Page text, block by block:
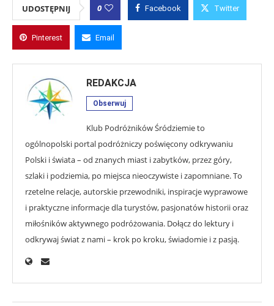
UDOSTĘPNIJ 0 Facebook Twitter
Pinterest Email
REDAKCJA
Obserwuj
Klub Podróżników Śródziemie to
ogólnopolski portal podróżniczy poświęcony odkrywaniu
Polski i świata – od znanych miast i zabytków, przez góry,
szlaki i podziemia, po miejsca nieoczywiste i zapomniane. To
rzetelne relacje, autorskie przewodniki, inspiracje wyprawowe
i praktyczne informacje dla turystów, pasjonatów historii oraz
miłośników aktywnego podróżowania. Dołącz do lektury i
odkrywaj świat z nami – krok po kroku, świadomie i z pasją.